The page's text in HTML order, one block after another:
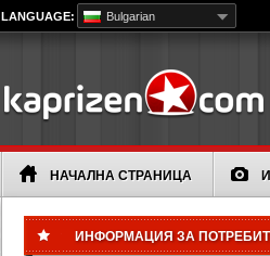
LANGUAGE: Bulgarian
НАЧАЛНА СТРАНИЦА
ИНФОРМАЦИЯ ЗА